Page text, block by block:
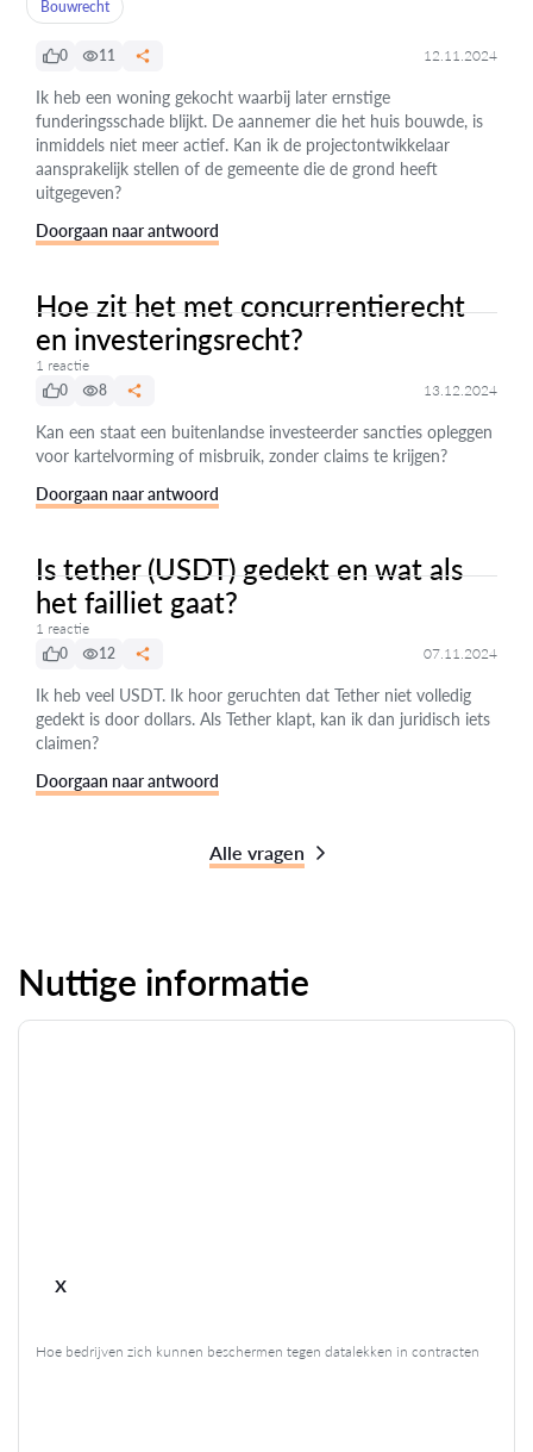
Bouwrecht
0 11 12.11.2024
Ik heb een woning gekocht waarbij later ernstige
funderingsschade blijkt. De aannemer die het huis bouwde, is
inmiddels niet meer actief. Kan ik de projectontwikkelaar
aansprakelijk stellen of de gemeente die de grond heeft
uitgegeven?
Doorgaan naar antwoord
Hoe zit het met concurrentierecht
en investeringsrecht?
1 reactie
0
8 13.12.2024
Kan een staat een buitenlandse investeerder sancties opleggen
voor kartelvorming of misbruik, zonder claims te krijgen?
Doorgaan naar antwoord
Is tether (USDT) gedekt en wat als
het failliet gaat?
1 reactie
0
12 07.11.2024
Ik heb veel USDT. Ik hoor geruchten dat Tether niet volledig
gedekt is door dollars. Als Tether klapt, kan ik dan juridisch iets
claimen?
Doorgaan naar antwoord
Alle vragen
Nuttige informatie
x
Hoe bedrijven zich kunnen beschermen tegen datalekken in contracten